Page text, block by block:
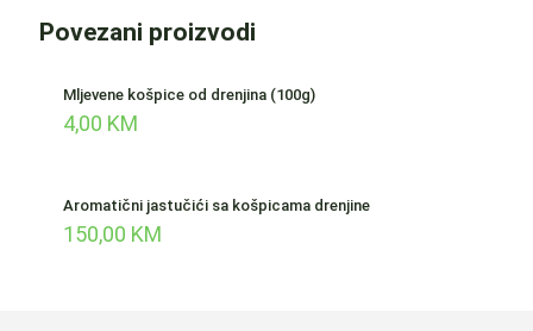
Povezani proizvodi
Mljevene košpice od drenjina (100g)
4,00 KM
Aromatični jastučići sa košpicama drenjine
150,00 KM